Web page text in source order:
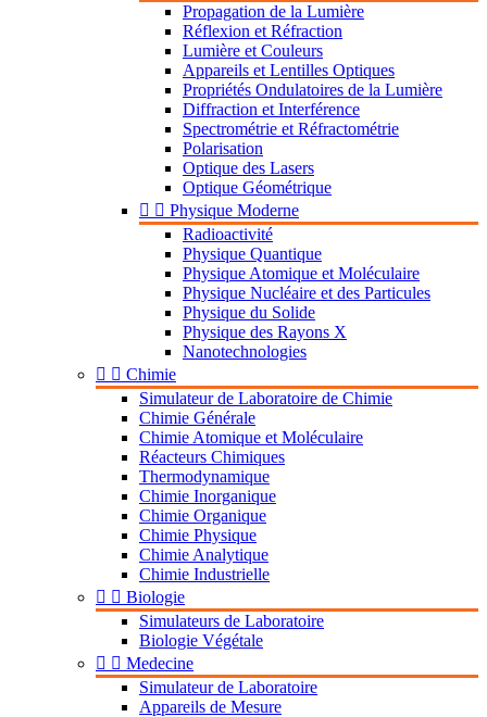
Propagation de la Lumière
Réflexion et Réfraction
Lumière et Couleurs
Appareils et Lentilles Optiques
Propriétés Ondulatoires de la Lumière
Diffraction et Interférence
Spectrométrie et Réfractométrie
Polarisation
Optique des Lasers
Optique Géométrique
  Physique Moderne
Radioactivité
Physique Quantique
Physique Atomique et Moléculaire
Physique Nucléaire et des Particules
Physique du Solide
Physique des Rayons X
Nanotechnologies
  Chimie
Simulateur de Laboratoire de Chimie
Chimie Générale
Chimie Atomique et Moléculaire
Réacteurs Chimiques
Thermodynamique
Chimie Inorganique
Chimie Organique
Chimie Physique
Chimie Analytique
Chimie Industrielle
  Biologie
Simulateurs de Laboratoire
Biologie Végétale
  Medecine
Simulateur de Laboratoire
Appareils de Mesure